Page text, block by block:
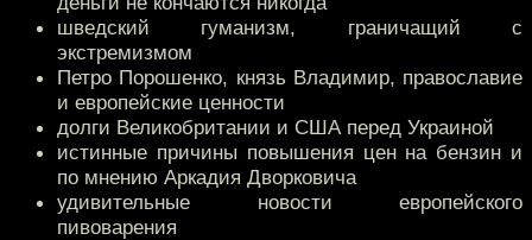
шведский гуманизм, граничащий с
экстремизмом
Петро Порошенко, князь Владимир, православие
и европейские ценности
долги Великобритании и США перед Украиной
истинные причины повышения цен на бензин и
по мнению Аркадия Дворковича
удивительные новости европейского
пивоварения